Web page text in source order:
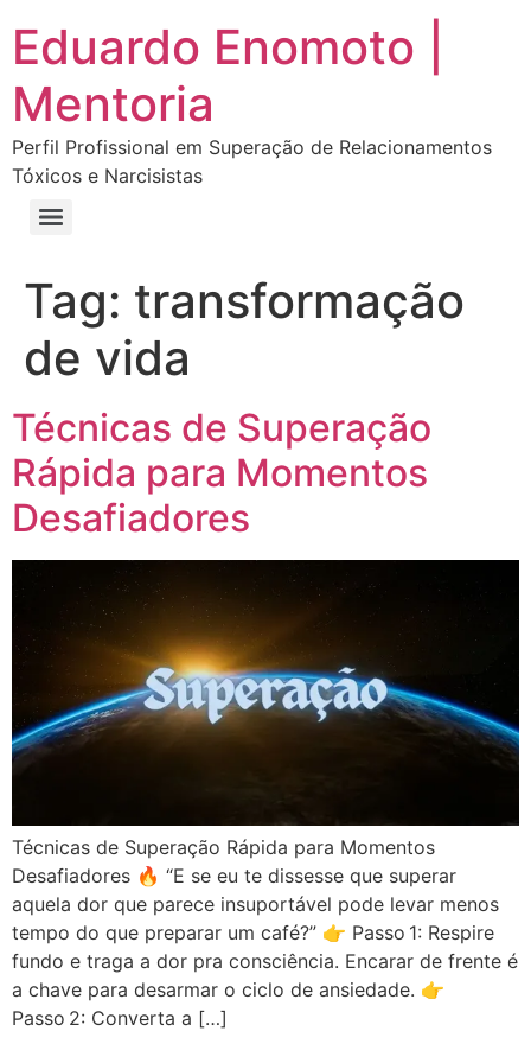
Eduardo Enomoto |
Mentoria
Perfil Profissional em Superação de Relacionamentos
Tóxicos e Narcisistas
Tag: transformação
de vida
Técnicas de Superação
Rápida para Momentos
Desafiadores
Técnicas de Superação Rápida para Momentos
Desafiadores 🔥 “E se eu te dissesse que superar
aquela dor que parece insuportável pode levar menos
tempo do que preparar um café?” 👉 Passo 1: Respire
fundo e traga a dor pra consciência. Encarar de frente é
a chave para desarmar o ciclo de ansiedade. 👉
Passo 2: Converta a […]